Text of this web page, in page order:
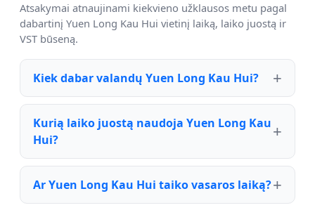
Atsakymai atnaujinami kiekvieno užklausos metu pagal
dabartinį Yuen Long Kau Hui vietinį laiką, laiko juostą ir
VST būseną.
Kiek dabar valandų Yuen Long Kau Hui?
Kurią laiko juostą naudoja Yuen Long Kau
Hui?
Ar Yuen Long Kau Hui taiko vasaros laiką?